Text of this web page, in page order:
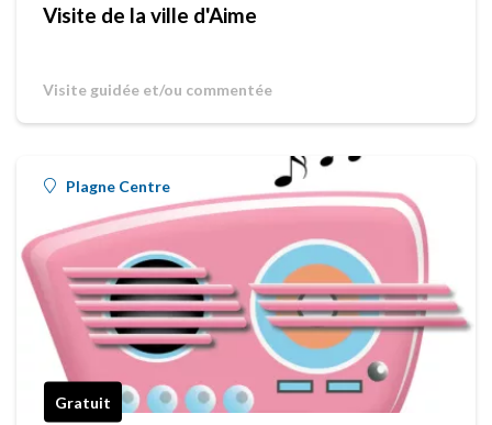
Visite de la ville d'Aime
Visite guidée et/ou commentée
Plagne Centre
Gratuit